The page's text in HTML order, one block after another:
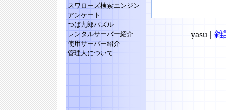
スワローズ検索エンジン
アンケート
つば九郎パズル
レンタルサーバー紹介
使用サーバー紹介
管理人について
yasu | 雑